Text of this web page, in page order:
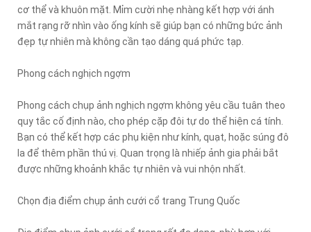
cơ thể và khuôn mặt. Mỉm cười nhẹ nhàng kết hợp với ánh
mắt rạng rỡ nhìn vào ống kính sẽ giúp bạn có những bức ảnh
đẹp tự nhiên mà không cần tạo dáng quá phức tạp.
Phong cách nghịch ngợm
Phong cách chụp ảnh nghịch ngợm không yêu cầu tuân theo
quy tắc cố định nào, cho phép cặp đôi tự do thể hiện cá tính.
Bạn có thể kết hợp các phụ kiện như kính, quạt, hoặc súng đô
la để thêm phần thú vị. Quan trọng là nhiếp ảnh gia phải bắt
được những khoảnh khắc tự nhiên và vui nhộn nhất.
Chọn địa điểm chụp ảnh cưới cổ trang Trung Quốc